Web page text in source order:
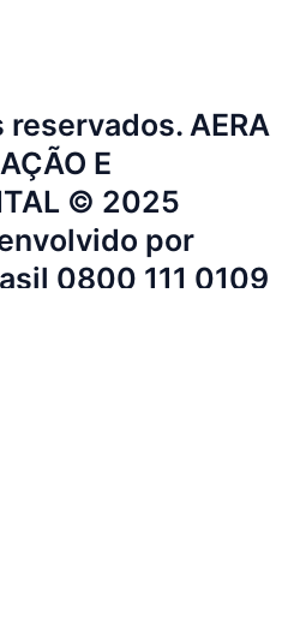
AERA
E
© 2025
por
0800 111 0109